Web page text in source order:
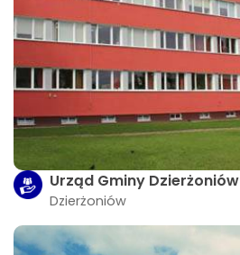
Urząd Gminy Dzierżoniów
Dzierżoniów